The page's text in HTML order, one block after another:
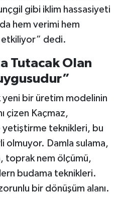
gibi iklim hassasiyeti
hem verimi hem
etkiliyor” dedi.
Tutacak Olan
yeni bir üretim modelinin
çizen Kaçmaz,
yetiştirme teknikleri, bu
olmuyor. Damla sulama,
toprak nem ölçümü,
budama teknikleri.
bir dönüşüm alanı.